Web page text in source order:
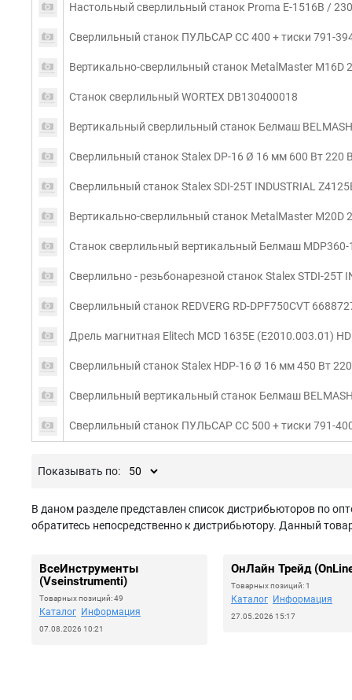
Настольный сверлильный станок Proma E-1516B /
Сверлильный станок ПУЛЬСАР СС 400 + тиски 791-
Вертикально-сверлильный станок MetalMaster M16D
Станок сверлильный WORTEX DB130400018
Вертикальный сверлильный станок Белмаш
Сверлильный станок Stalex DP-16 Ø 16 мм 600 Вт 220
Сверлильный станок Stalex SDI-25T INDUSTRIAL
Вертикально-сверлильный станок MetalMaster M20D
Станок сверлильный вертикальный Белмаш MDP360-
Cверлильно - резьбонарезной cтанок Stalex STDI-25T
Сверлильный станок REDVERG RD-DPF750CVT
Дрель магнитная Elitech MCD 1635E (E2010.003.01)
Сверлильный станок Stalex HDP-16 Ø 16 мм 450 Вт
Сверлильный вертикальный станок Белмаш
Сверлильный станок ПУЛЬСАР СС 500 + тиски 791-
Показывать по:
В даном разделе представлен список дистрибьюторов по
обратитесь непосредственно к дистрибьютору. Данный
ВсеИнструменты
(Vseinstrumenti)
Товарных позиций: 49
Каталог Информация
07.08.2026 10:21
ОнЛайн Трейд
Товарных позиций: 1
Каталог Информация
27.05.2026 15:17